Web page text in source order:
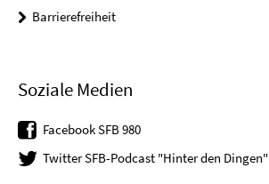
Barrierefreiheit
Soziale Medien
Facebook SFB 980
Twitter SFB-Podcast "Hinter den Dingen"